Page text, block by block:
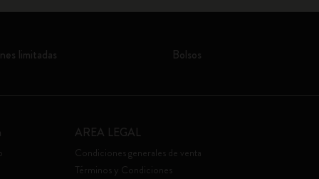
limitadas Bolsos
AREA LEGAL
Condiciones generales de venta
Términos y Condiciones